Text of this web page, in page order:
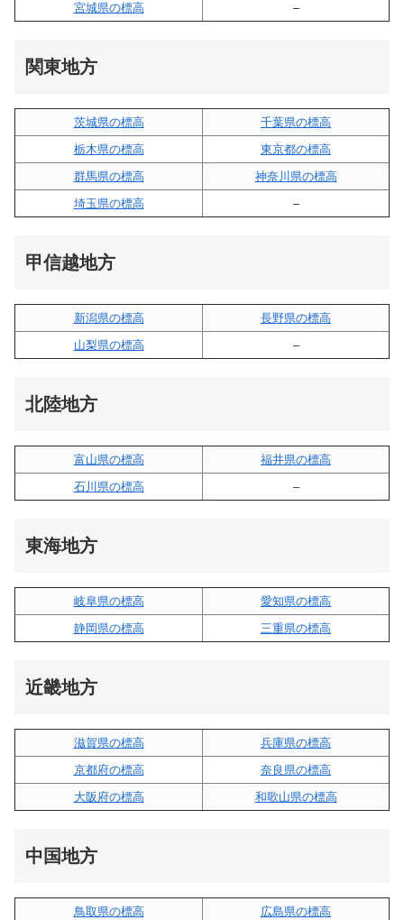
宮城県の標高
–
関東地方
茨城県の標高
千葉県の標高
栃木県の標高
東京都の標高
群馬県の標高
神奈川県の標高
埼玉県の標高
–
甲信越地方
新潟県の標高
長野県の標高
山梨県の標高
–
北陸地方
富山県の標高
福井県の標高
石川県の標高
–
東海地方
岐阜県の標高
愛知県の標高
静岡県の標高
三重県の標高
近畿地方
滋賀県の標高
兵庫県の標高
京都府の標高
奈良県の標高
大阪府の標高
和歌山県の標高
中国地方
鳥取県の標高
広島県の標高